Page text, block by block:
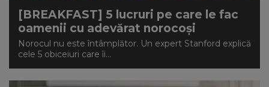
[BREAKFAST] 5 lucruri pe care le fac
oamenii cu adevărat norocoși
Norocul nu este întâmplător. Un expert Stanford explică
cele 5 obiceiuri care îi...